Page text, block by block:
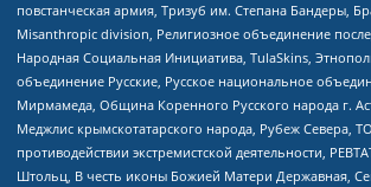
повстанческая армия, Тризуб им. Степана Бандеры,
Misanthropic division, Религиозное объединение
Народная Социальная Инициатива, TulaSkins,
объединение Русские, Русское национальное
Мирмамеда, Община Коренного Русского народа г.
Меджлис крымскотатарского народа, Рубеж Севера,
противодействии экстремистской деятельности,
Штольц, В честь иконы Божией Матери Державная,